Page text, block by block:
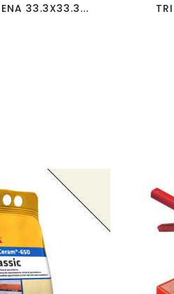
33.3X33.3...